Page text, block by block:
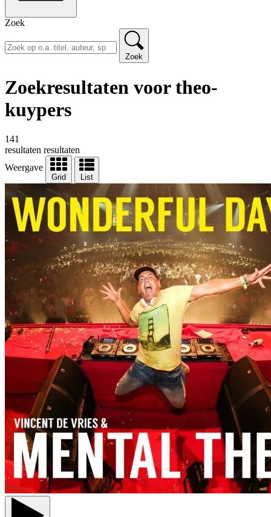
Zoek
Zoek
Zoekresultaten voor theo-
kuypers
141
resultaten resultaten
Weergave
Grid List